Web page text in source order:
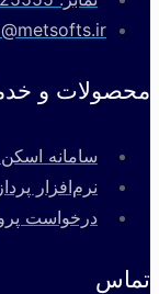
محصولات و
سامانه اسکن
نرم‌افزار
درخواست
تماس